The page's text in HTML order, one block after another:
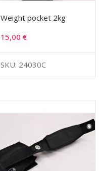
Weight pocket 2kg
15,00€
SKU: 24030C